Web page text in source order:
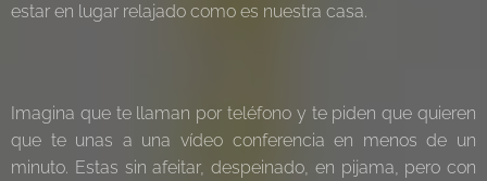
estar en lugar relajado como es nuestra casa.
Imagina que te llaman por teléfono y te piden que quieren
que te unas a una vídeo conferencia en menos de un
minuto. Estas sin afeitar, despeinado, en pijama, pero con